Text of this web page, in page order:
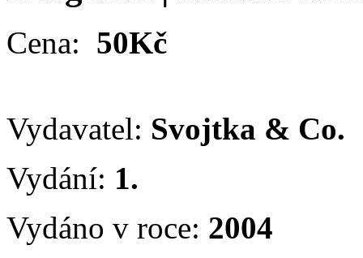
Cena: 50Kč
Vydavatel: Svojtka & Co.
Vydání: 1.
Vydáno v roce: 2004